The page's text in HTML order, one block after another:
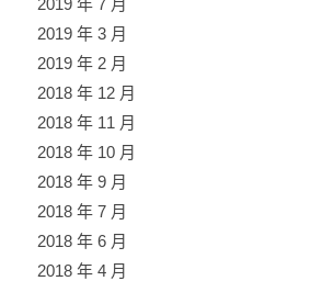
2019 年 3 月
2019 年 2 月
2018 年 12 月
2018 年 11 月
2018 年 10 月
2018 年 9 月
2018 年 7 月
2018 年 6 月
2018 年 4 月